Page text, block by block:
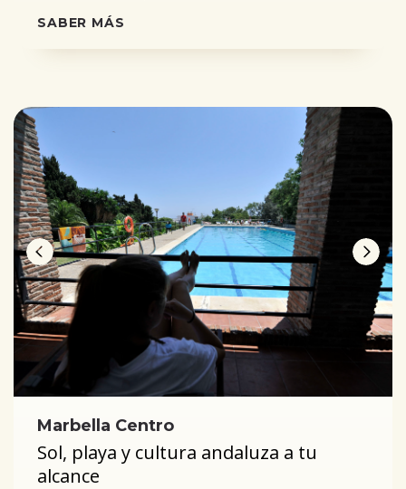
SABER MÁS
Marbella Centro
Sol, playa y cultura andaluza a tu
alcance